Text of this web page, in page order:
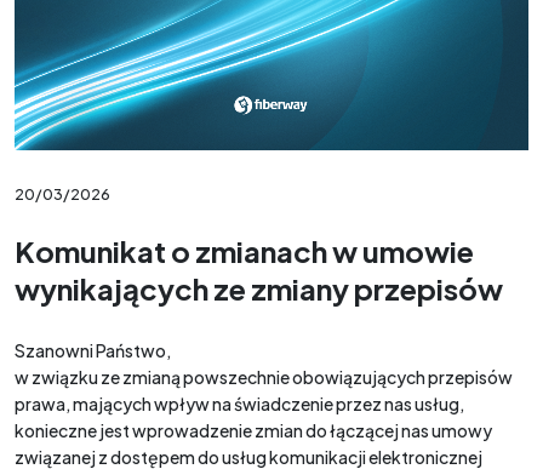
20/03/2026
Komunikat o zmianach w umowie
wynikających ze zmiany przepisów
Szanowni Państwo,
w związku ze zmianą powszechnie obowiązujących przepisów
prawa, mających wpływ na świadczenie przez nas usług,
konieczne jest wprowadzenie zmian do łączącej nas umowy
związanej z dostępem do usług komunikacji elektronicznej